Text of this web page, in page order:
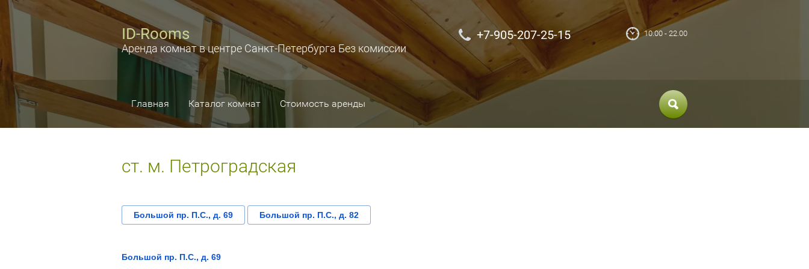
ID-Rooms
Аренда комнат в центре Санкт-Петербурга Без комиссии
+7-905-207-25-15 10.00 - 22.00
Главная Каталог комнат Стоимость аренды
ст. м. Петроградская
Большой пр. П.С., д. 69 Большой пр. П.С., д. 82
Большой пр. П.С., д. 69